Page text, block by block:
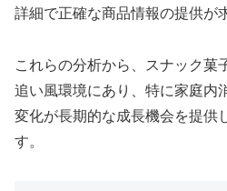
詳細で正確な商品情報の提供が
これらの分析から、スナック菓
追い風環境にあり、特に家庭内
変化が長期的な成長機会を提供
す。